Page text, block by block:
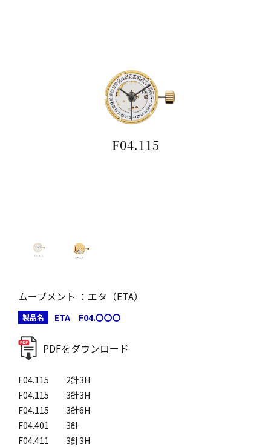
ムーブメント ：エタ（ETA）
製品名 ETA F04.〇〇〇
PDFをダウンロード
F04.115 2針3H
F04.115 3針3H
F04.115 3針6H
F04.401 3針
F04.411 3針3H